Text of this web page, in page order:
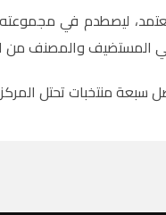
ليصطدم في
المستضيف والمصنف من
سبعة منتخبات تحتل المركز